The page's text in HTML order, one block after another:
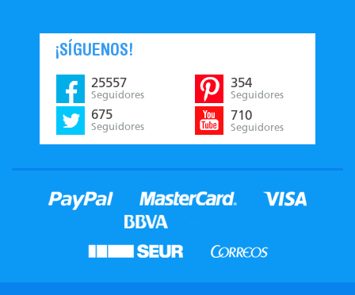
¡SÍGUENOS!
25557
Seguidores
675
Seguidores
354
Seguidores
710
Seguidores